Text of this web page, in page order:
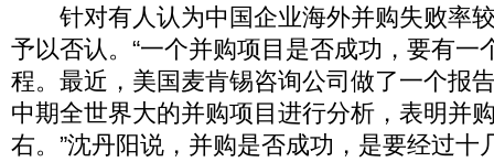
针对有人认为中国企业海外并购失败率
予以否认。“一个并购项目是否成功，要有一
程。最近，美国麦肯锡咨询公司做了一个报
中期全世界大的并购项目进行分析，表明并
右。”沈丹阳说，并购是否成功，是要经过十